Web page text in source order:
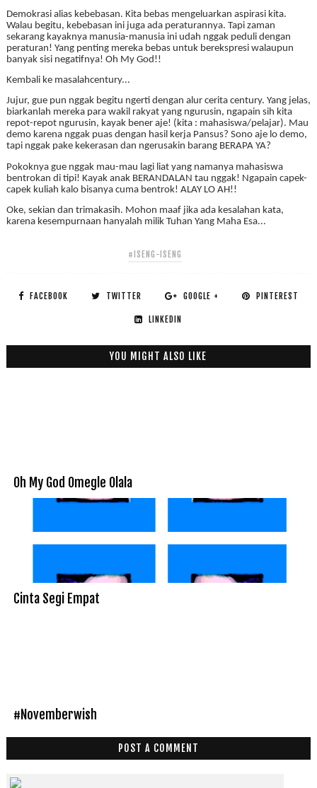
Demokrasi alias kebebasan. Kita bebas mengeluarkan aspirasi kita.
Walau begitu, kebebasan ini juga ada peraturannya. Tapi zaman
sekarang kayaknya manusia-manusia ini udah nggak peduli dengan
peraturan! Yang penting mereka bebas untuk berekspresi walaupun
banyak sisi negatifnya! Oh My God!!
Kembali ke masalahcentury...
Jujur, gue pun nggak begitu ngerti dengan alur cerita century. Yang jelas,
biarkanlah mereka para wakil rakyat yang ngurusin, ngapain sih kita
repot-repot ngurusin, kayak bener aje! (kita : mahasiswa/pelajar). Mau
demo karena nggak puas dengan hasil kerja Pansus? Sono aje lo demo,
tapi nggak pake kekerasan dan ngerusakin barang BERAPA YA?
Pokoknya gue nggak mau-mau lagi liat yang namanya mahasiswa
bentrokan di tipi! Kayak anak BERANDALAN tau nggak! Ngapain capek-
capek kuliah kalo bisanya cuma bentrok! ALAY LO AH!!
Oke, sekian dan trimakasih. Mohon maaf jika ada kesalahan kata,
karena kesempurnaan hanyalah milik Tuhan Yang Maha Esa...
#ISENG-ISENG
FACEBOOK TWITTER GOOGLE + PINTEREST
LINKEDIN
YOU MIGHT ALSO LIKE
Oh My God Omegle Olala
Cinta Segi Empat
#Novemberwish
POST A COMMENT